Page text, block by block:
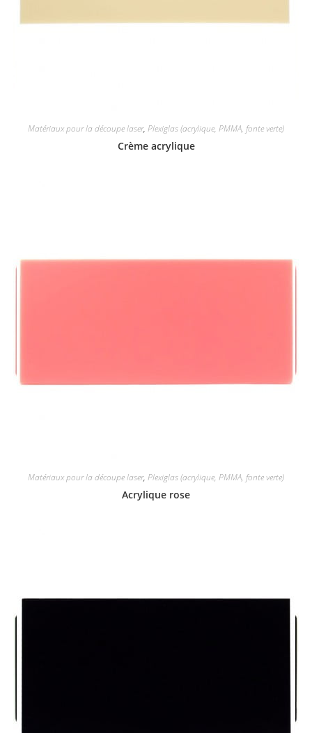
Matériaux pour la découpe laser, Plexiglas (acrylique, PMMA, fonte verte)
Crème acrylique
Matériaux pour la découpe laser, Plexiglas (acrylique, PMMA, fonte verte)
Acrylique rose